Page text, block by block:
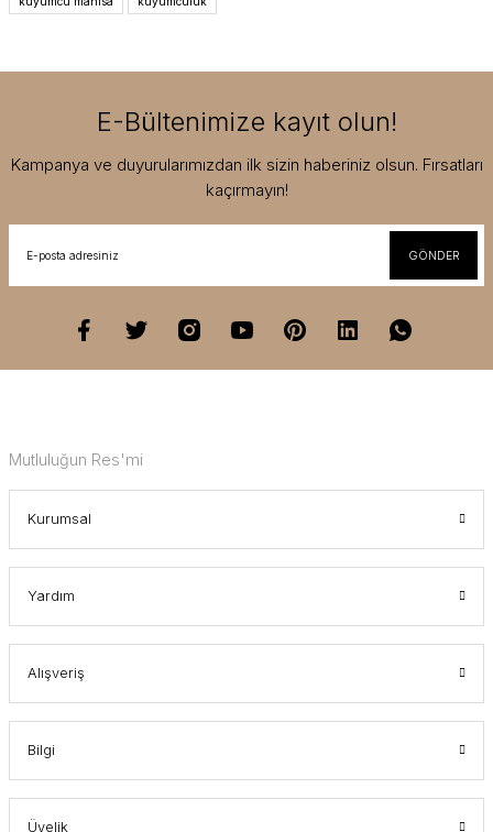
E-Bültenimize kayıt olun!
Kampanya ve duyurularımızdan ilk sizin haberiniz olsun. Fırsatları
kaçırmayın!
GÖNDER
Mutluluğun Res'mi
Kurumsal
Yardım
Alışveriş
Bilgi
Üyelik